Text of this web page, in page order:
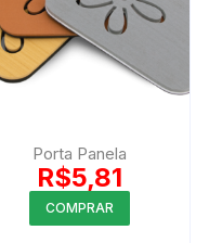
Porta Panela
R$5,81
COMPRAR